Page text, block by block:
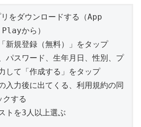
ダウンロードする（App
から）
新規登録（無料）」をタップ
パスワード、生年月日、性別、プ
して「作成する」をタップ
入力後に出てくる、利用規約の同
クする
トを3人以上選ぶ